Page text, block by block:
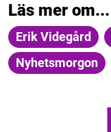
Läs mer om...
Erik Videgård
Nyhetsmorgon